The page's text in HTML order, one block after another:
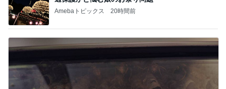
Amebaトピックス 20時間前